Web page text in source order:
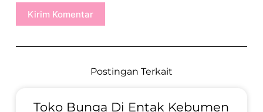
Kirim Komentar
Postingan Terkait
Toko Bunga Di Entak Kebumen